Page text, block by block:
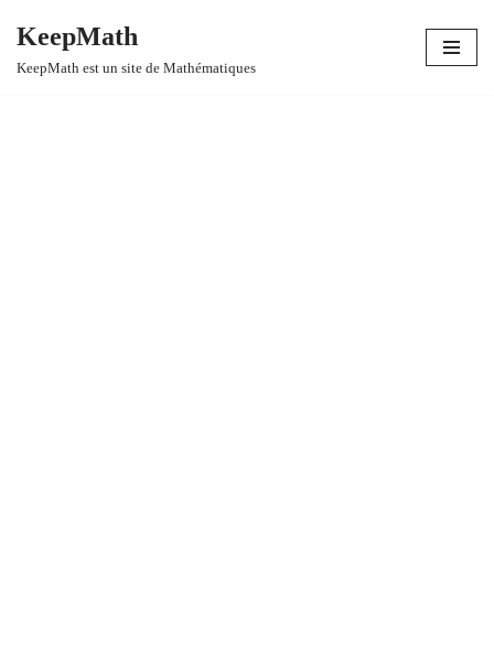
Aller
KeepMath
KeepMath est un site de Mathématiques